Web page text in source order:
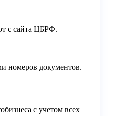
с сайта ЦБРФ.
номеров документов.
с учетом всех